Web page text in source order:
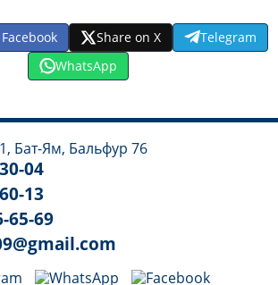
Share on X
Telegram
WhatsApp
Бат-Ям, Бальфур 76
04
13
65-69